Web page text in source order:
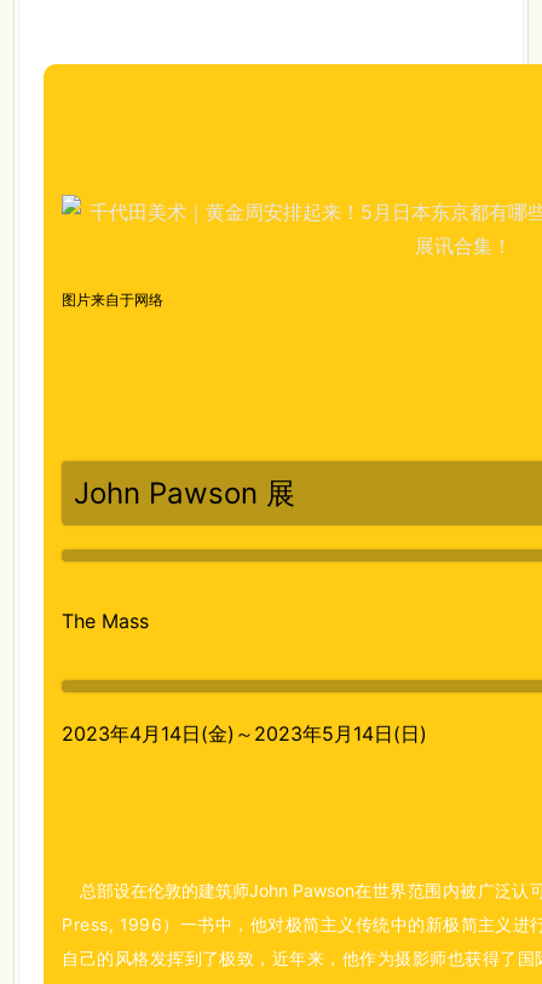
图片来自于网络
John Pawson 展
The Mass
2023年4月14日(金)～2023年5月14日(日)
总部设在伦敦的建筑师John Pawson在世界范围内被广泛认
Press, 1996）一书中，他对极简主义传统中的新极简主义进
自己的风格发挥到了极致，近年来，他作为摄影师也获得了国